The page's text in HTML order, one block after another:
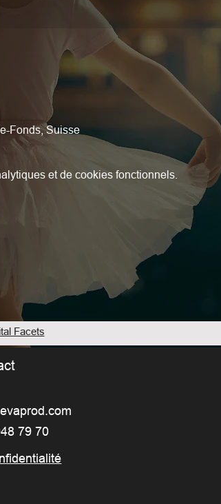
Fonds, Suisse
et de cookies fonctionnels.
Facets
79 70